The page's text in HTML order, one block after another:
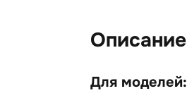
Описание
Для моделей: